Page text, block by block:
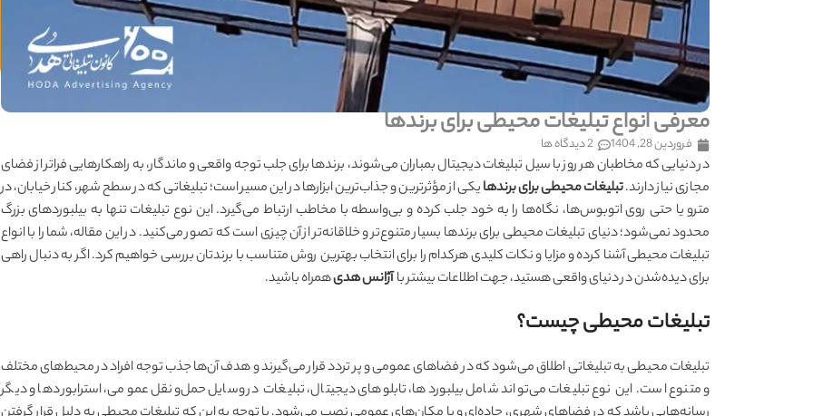
معرفی انواع تبلیغات محیطی برای برندها
فروردین 28, 1404 2 دیدگاه ها
در دنیایی که مخاطبان هر روز با سیل تبلیغات دیجیتال بمباران می‌شوند، برندها برای جلب توجه واقعی و ماندگار، به راهکارهایی فراتر از فضای
مجازی نیاز دارند.تبلیغات محیطی برای برندهایکی از مؤثرترین و جذاب‌ترین ابزارها در این مسیر است؛ تبلیغاتی که در سطح شهر، کنار خیابان، در
مترو یا حتی روی اتوبوس‌ها، نگاه‌ها را به خود جلب کرده و بی‌واسطه با مخاطب ارتباط می‌گیرد. این نوع تبلیغات تنها به بیلبوردهای بزرگ
محدود نمی‌شود؛ دنیای تبلیغات محیطی برای برندها بسیار متنوع‌تر و خلاقانه‌تر از آن چیزی است که تصور می‌کنید. در این مقاله، شما را با انواع
تبلیغات محیطی آشنا کرده و مزایا و نکات کلیدی هرکدام را برای انتخاب بهترین روش متناسب با برندتان بررسی خواهیم کرد. اگر به دنبال راهی
برای دیده‌شدن در دنیای واقعی هستید، جهت اطلاعات بیشتر باآژانس هدیهمراه باشید.
تبلیغات محیطی چیست؟
تبلیغات محیطی به تبلیغاتی اطلاق می‌شود که در فضاهای عمومی و پر تردد قرار می‌گیرند و هدف آن‌ها جذب توجه افراد در محیط‌های مختلف
و متنوع است. این نوع تبلیغات می‌تواند شامل بیلبوردها، تابلوهای دیجیتال، تبلیغات در وسایل حمل‌ونقل عمومی، استرابوردها و دیگر